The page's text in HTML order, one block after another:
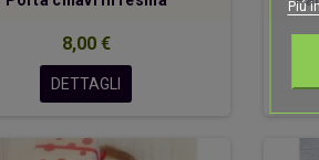
8,00 €
DETTAGLI
Piú